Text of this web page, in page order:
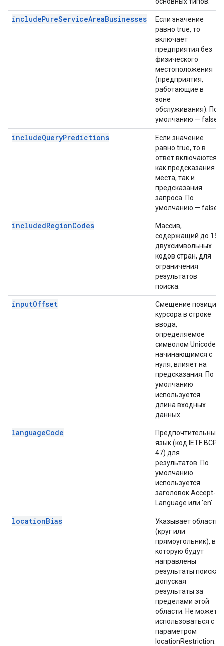
includePureServiceAreaBusinesses
Если значение
равно true, то
включает
предприятия без
физического
местоположения
(предприятия,
работающие в
зоне
обслуживания). По
умолчанию — false.
includeQueryPredictions
Если значение
равно true, то в
ответ включаются
как предсказания
места, так и
предсказания
запроса. По
умолчанию — false.
includedRegionCodes
Массив,
содержащий до 15
двухсимвольных
кодов стран, для
ограничения
результатов
поиска.
inputOffset
Смещение позиции
курсора в строке
ввода,
определяемое
символом Unicode,
начинающимся с
нуля, влияет на
предсказания. По
умолчанию
используется
длина входных
данных.
languageCode
Предпочтительный
язык (код IETF BCP-
47) для
результатов. По
умолчанию
используется
заголовок Accept-
Language или 'en'.
locationBias
Указывает область
(круг или
прямоугольник), в
которую будут
направлены
результаты поиска,
допуская
результаты за
пределами этой
области. Не может
использоваться с
параметром
locationRestriction.